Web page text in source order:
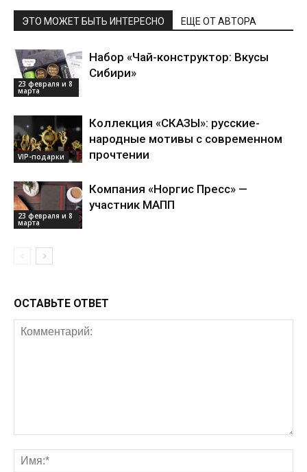
ЭТО МОЖЕТ БЫТЬ ИНТЕРЕСНО ЕЩЕ ОТ АВТОРА
23 февраля и 8
марта
Набор «Чай-конструктор: Вкусы
Сибири»
VIP-подарки
Коллекция «СКАЗЫ»: русские-
народные мотивы с современном
прочтении
23 февраля и 8
марта
Компания «Норгис Пресс» —
участник МАПП
ОСТАВЬТЕ ОТВЕТ